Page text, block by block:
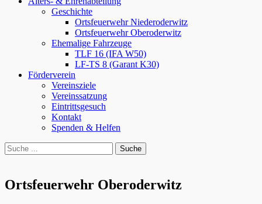
Geschichte
Ortsfeuerwehr Niederoderwitz
Ortsfeuerwehr Oberoderwitz
Ehemalige Fahrzeuge
TLF 16 (IFA W50)
LF-TS 8 (Garant K30)
Förderverein
Vereinsziele
Vereinssatzung
Eintrittsgesuch
Kontakt
Spenden & Helfen
bei
der
Suche
nach:
Ortsfeuerwehr Oberoderwitz